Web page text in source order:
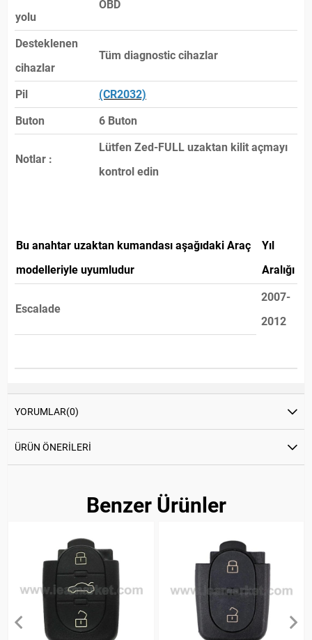
yolu
OBD
Desteklenen
cihazlar
Tüm diagnostic cihazlar
Pil
(CR2032)
Buton
6 Buton
Notlar :
Lütfen Zed-FULL uzaktan kilit açmayı
kontrol edin
Bu anahtar uzaktan kumandası aşağıdaki Araç
modelleriyle uyumludur
Yıl
Aralığı
Escalade
2007-
2012
YORUMLAR(0)
ÜRÜN ÖNERILERI
Benzer Ürünler